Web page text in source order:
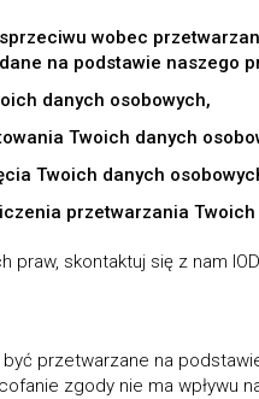
wobec
na podstawie naszego
danych osobowych,
Twoich danych
Twoich danych
przetwarzania
praw, skontaktuj się z nam
przetwarzane na
zgody nie ma wpływu